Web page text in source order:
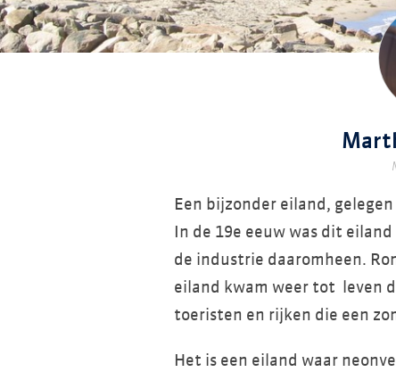
Een bijzonder eiland,
In de 19e eeuw was dit
de industrie daaromheen.
eiland kwam weer tot leven
toeristen en rijken die een
Het is een eiland waar